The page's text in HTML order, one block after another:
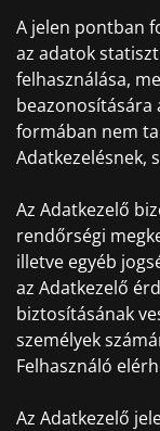
A jelen pontban
az adatok
felhasználása,
beazonosítására
formában nem
Adatkezelésnek,
Az Adatkezelő
rendőrségi
illetve egyéb
az Adatkezelő
biztosításának
személyek
Felhasználó
Az Adatkezelő